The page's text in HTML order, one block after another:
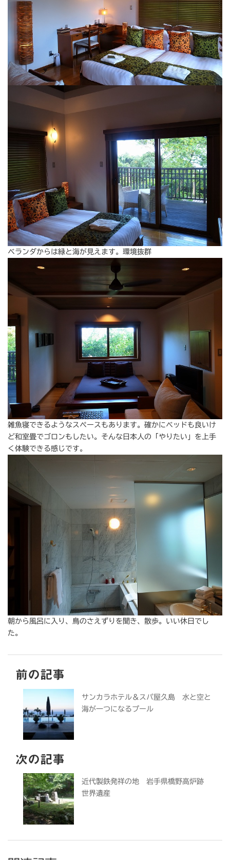
ベランダからは緑と海が見えます。環境抜群
雑魚寝できるようなスペースもあります。確かにベッドも良いけ
ど和室畳でゴロンもしたい。そんな日本人の「やりたい」を上手
く体験できる感じです。
朝から風呂に入り、鳥のさえずりを聞き、散歩。いい休日でし
た。
前の記事
サンカラホテル＆スパ屋久島 水と空と
海が一つになるプール
次の記事
近代製鉄発祥の地 岩手県橋野高炉跡
世界遺産